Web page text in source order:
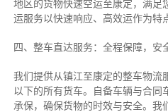
地区的货物快速空运至康定，满足
运服务以快速响应、高效运作为特
四、整车直达服务：全程保障，安
我们提供从镇江至康定的整车物流
以下的所有货车。自备车辆与合同
承保，确保货物的时效与安全。我